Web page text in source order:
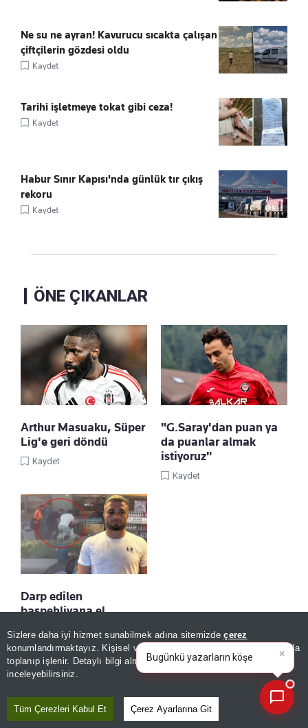
Sizlere daha iyi hizmet sunabilmek adına sitemizdeçerez
konumlandırmaktayız. Kişisel verileriniz, KVKK ve GDPR kapsamında
toplanıp işlenir. Detaylı bilgi almak içinAydınlatma Metnimizi
inceleyebilirsiniz.
Tüm Çerezleri Kabul Et Çerez Ayarlarına Git
Ne su ne ayran! Kavurucu sıcakta çalışan
çiftçilerin gözdesi oldu
Kaydet
Tarihi işletmeye tokat gibi ceza!
Kaydet
Habur Sınır Kapısı'nda günlük tır çıkış
rekoru
Kaydet
ÖNE ÇIKANLAR
Arthur Masuaku, Süper
Lig'e geri döndü
Kaydet
"G.Saray'dan puan ya
da puanlar almak
istiyoruz"
Kaydet
Darp edilen
başpehlivana el
açıklandı
Kaydet ×
Haber asistanıyla son 30